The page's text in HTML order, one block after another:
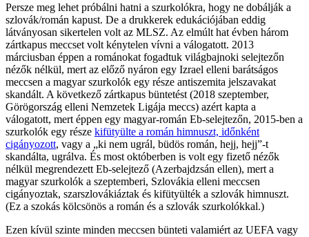
Persze meg lehet próbálni hatni a szurkolókra, hogy ne dobálják a
szlovák/román kapust. De a drukkerek edukációjában eddig
látványosan sikertelen volt az MLSZ. Az elmúlt hat évben három
zártkapus meccset volt kénytelen vívni a válogatott. 2013
márciusban éppen a románokat fogadtuk világbajnoki selejtezőn
nézők nélkül, mert az előző nyáron egy Izrael elleni barátságos
meccsen a magyar szurkolók egy része antiszemita jelszavakat
skandált. A következő zártkapus büntetést (2018 szeptember,
Görögország elleni Nemzetek Ligája meccs) azért kapta a
válogatott, mert éppen egy magyar-román Eb-selejtezőn, 2015-ben a
szurkolók egy része kifütyülte a román himnuszt, időnként
cigányozott, vagy a „ki nem ugrál, büdös román, hejj, hejj”-t
skandálta, ugrálva. És most októberben is volt egy fizető nézők
nélkül megrendezett Eb-selejtező (Azerbajdzsán ellen), mert a
magyar szurkolók a szeptemberi, Szlovákia elleni meccsen
cigányoztak, szarszlovákiáztak és kifütyülték a szlovák himnuszt.
(Ez a szokás kölcsönös a román és a szlovák szurkolókkal.)
Ezen kívül szinte minden meccsen bünteti valamiért az UEFA vagy